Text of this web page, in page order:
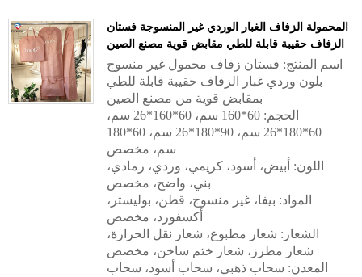
المحمولة الزفاف الغبار الوردي غير المنسوجة فستان
الزفاف حقيبة قابلة للطي مقابض قوية مصنع الصين
اسم المنتج: فستان زفاف محمول غير منسوج
بلون وردي غبار الزفاف حقيبة قابلة للطي
بمقابض قوية من مصنع الصين
الحجم: 60*160 سم، 60*160*26 سم،
60*180*26 سم، 90*180*26 سم، 60*180
سم، مخصص
اللون: أبيض، أسود، كريمي، وردي، رمادي،
بني، واضح، مخصص
المواد: بيفا، غير منسوج، قطن، بوليستر،
أكسفورد، مخصص
الشعار: شعار مطبوع، شعار نقل الحرارة،
شعار مطرز، شعار ختم ساخن، مخصص
المعدن: سحاب ذهبي، سحاب أسود، سحاب